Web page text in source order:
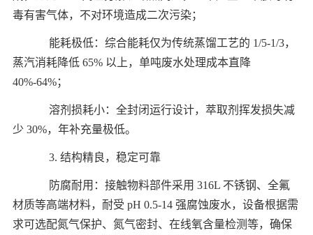
毒有害气体，不对环境造成二次污染；
能耗极低：综合能耗仅为传统蒸馏工艺的 1/5-1/3，
蒸汽消耗降低 65% 以上，单吨废水处理成本直降
40%-64%；
溶剂损耗小：全封闭运行设计，萃取剂挥发损失减
少 30%，年补充量极低。
3. 结构精良，稳定可靠
防腐耐用：接触物料部件采用 316L 不锈钢、全氟
材质等高端材料，耐受 pH 0.5-14 强腐蚀废水，设备根据需
求可选配氮气保护、氮气密封、在线氧含量检测等，确保